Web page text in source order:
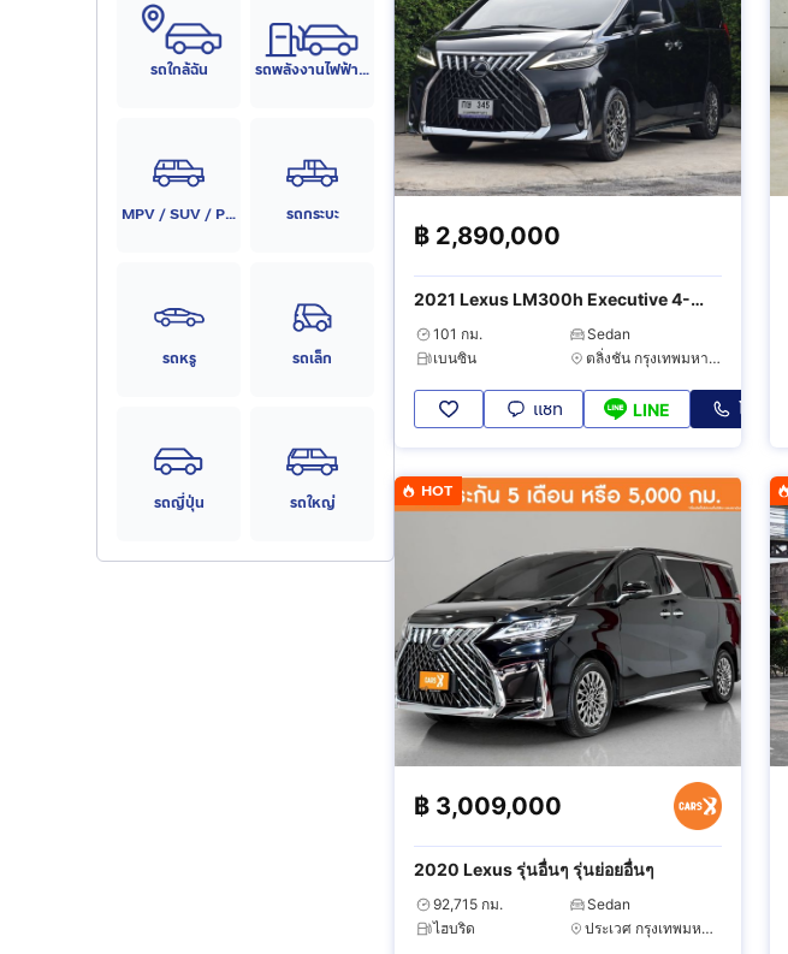
รถใกล้ฉัน รถพลังงานไฟฟ้า (EV)
MPV / SUV / PPV รถกระบะ
รถหรู รถเล็ก
รถญี่ปุ่น รถใหญ่
฿ 2,890,000
2021 Lexus LM300h Executive 4-
Seater
101 กม.
Sedan
เบนซิน
ตลิ่งชัน กรุงเทพมหานคร
แชท LINE โทร
HOT
฿ 3,009,000
2020 Lexus รุ่นอื่นๆ รุ่นย่อยอื่นๆ
92,715 กม.
Sedan
ไฮบริด
ประเวศ กรุงเทพมหานคร